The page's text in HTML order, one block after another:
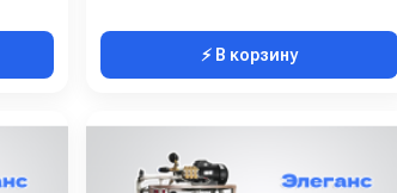
⚡ В корзину